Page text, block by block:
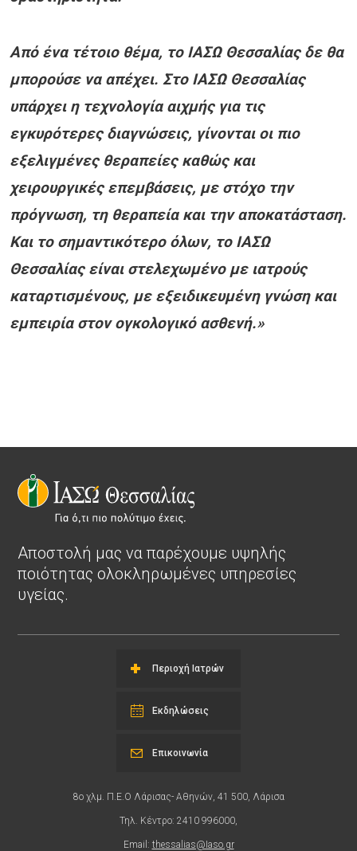
Από ένα τέτοιο θέμα, το ΙΑΣΩ Θεσσαλίας δε θα
μπορούσε να απέχει. Στο ΙΑΣΩ Θεσσαλίας
υπάρχει η τεχνολογία αιχμής για τις
εγκυρότερες διαγνώσεις, γίνονται οι πιο
εξελιγμένες θεραπείες καθώς και
χειρουργικές επεμβάσεις, με στόχο την
πρόγνωση, τη θεραπεία και την αποκατάσταση.
Και το σημαντικότερο όλων, το ΙΑΣΩ
Θεσσαλίας είναι στελεχωμένο με ιατρούς
καταρτισμένους, με εξειδικευμένη γνώση και
εμπειρία στον ογκολογικό ασθενή.»
Αποστολή μας να παρέχουμε υψηλής
ποιότητας ολοκληρωμένες υπηρεσίες
υγείας.
Περιοχή Ιατρών
Εκδηλώσεις
8ο χλμ. Π.Ε.Ο Λάρισας- Αθηνών, 41 500, Λάρισα
Τηλ. Κέντρο: 2410 996000,
Email: thessalias@Iaso.gr
Επικοινωνία